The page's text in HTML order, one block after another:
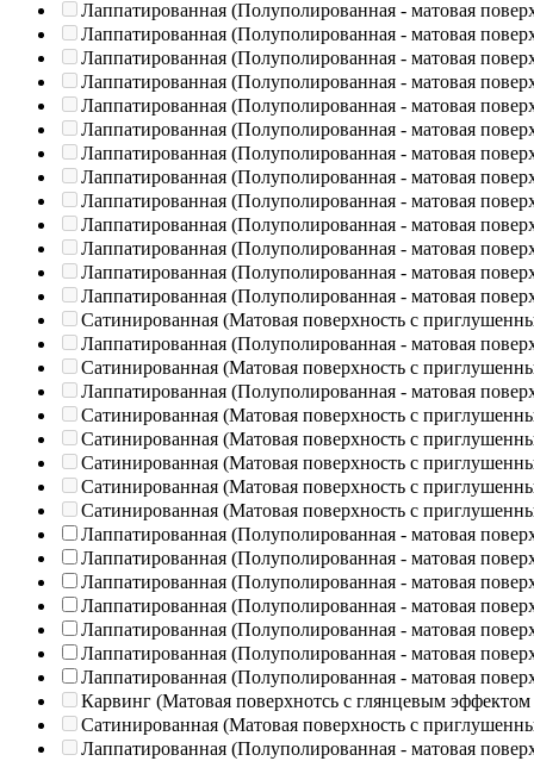
Лаппатированная (Полуполированная - матовая
Лаппатированная (Полуполированная - матовая
Лаппатированная (Полуполированная - матовая
Лаппатированная (Полуполированная - матовая
Лаппатированная (Полуполированная - матовая
Лаппатированная (Полуполированная - матовая
Лаппатированная (Полуполированная - матовая
Лаппатированная (Полуполированная - матовая
Лаппатированная (Полуполированная - матовая
Лаппатированная (Полуполированная - матовая
Лаппатированная (Полуполированная - матовая
Лаппатированная (Полуполированная - матовая
Лаппатированная (Полуполированная - матовая
Сатинированная (Матовая поверхность с
Лаппатированная (Полуполированная - матовая
Сатинированная (Матовая поверхность с
Лаппатированная (Полуполированная - матовая
Сатинированная (Матовая поверхность с
Сатинированная (Матовая поверхность с
Сатинированная (Матовая поверхность с
Сатинированная (Матовая поверхность с
Сатинированная (Матовая поверхность с
Лаппатированная (Полуполированная - матовая
Лаппатированная (Полуполированная - матовая
Лаппатированная (Полуполированная - матовая
Лаппатированная (Полуполированная - матовая
Лаппатированная (Полуполированная - матовая
Лаппатированная (Полуполированная - матовая
Лаппатированная (Полуполированная - матовая
Карвинг (Матовая поверхнотсь с глянцевым эффектом
Сатинированная (Матовая поверхность с
Лаппатированная (Полуполированная - матовая